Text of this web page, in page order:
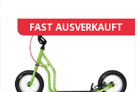
FAST AUSVERKAUFT